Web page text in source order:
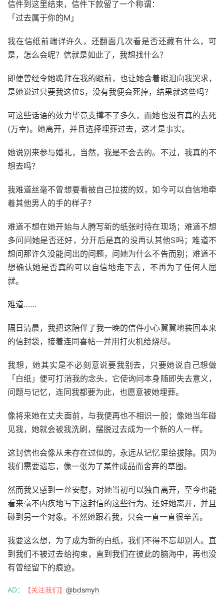
信件到这里结束，信件下款留了一个称谓：
「过去属于你的M」
我在信纸前端详许久，还翻面几次看是否还藏有什么，可
是，怎么会呢？信就是如此了，我想找什么？
即便曾经令她跪拜在我的眼前，也让她含着眼泪向我哭求，
是她说过只要我这位S，没有我便会死掉，结果就这些吗？
可这些话语的效力毕竟支撑不了多久，而她也没有真的去死
(万幸)。她离开，并且选择埋葬过去，这才是事实。
她说别来参与婚礼，当然，我是不会去的。不过，我真的不
想去吗？
我难道丝毫不曾想要看被自己拉拔的奴，如今可以自信地牵
着其他男人的手的样子？
难道不想在她开始与人腾写新的纸张时待在现场；难道不想
多问问她是否还好，分开后是真的没再认其他S吗；难道不
想问那许久没能问出的问题，问她为什么不告而别；难道不
想确认她是否真的可以自信地走下去，不再为了任何人屈
就。
难道……
隔日清晨，我把这陪伴了我一晚的信件小心翼翼地装回本来
的信封袋，接着连同喜帖一并用打火机给烧尽。
我想，她其实是不必刻意说要我别去，只要她说自己想做
「白纸」便可打消我的念头，它使询问本身随即失去意义，
问题与记忆，连同我都要为此，也愿意被她埋葬。
像将来她在丈夫面前，与我便再也不相识一般；像她当年碰
见我，她就会被我洗刷，摆脱过去成为一个新的人一样。
这封信也会像从未存在过似的，永远从记忆里给拔除。因为
我们需要遗忘，像一张为了某件成品而舍弃的草图。
然而我又感到一丝安慰，对她当初可以独自离开，至今也能
看来毫不内疚地写下这封信的这些行为。还好她离开，并且
碰到另一个对象。不然她跟着我，只会一直一直很辛苦。
我要这么想，为了成为新的白纸，我们不得不忘却别人。直
到我们不被过去给拘束，直到我们在彼此的脑海中，再也没
有曾经留下的痕迹。
AD： 【关注我们】 @bdsmyh